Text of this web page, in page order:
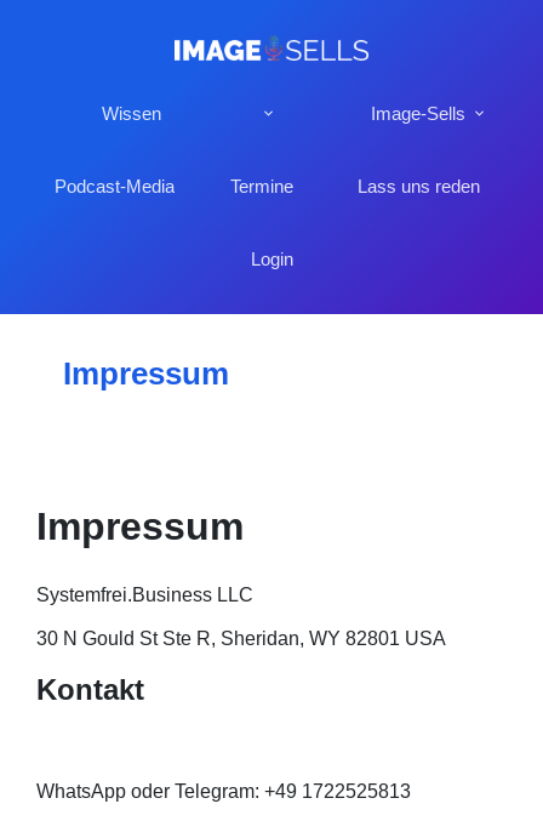
Wissen Image-Sells
Podcast-Media Termine Lass uns reden
Login
Impressum
Impressum
Systemfrei.Business LLC
30 N Gould St Ste R, Sheridan, WY 82801 USA
Kontakt
WhatsApp oder Telegram: +49 1722525813